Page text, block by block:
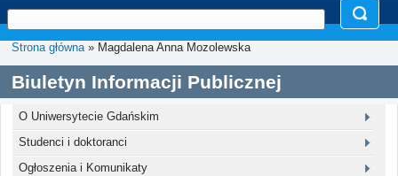
Strona główna» Magdalena Anna Mozolewska
Biuletyn Informacji Publicznej
O Uniwersytecie Gdańskim
Studenci i doktoranci
Ogłoszenia i Komunikaty